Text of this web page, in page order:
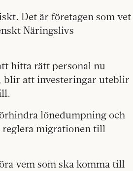
Det är företagen som vet
Näringslivs
hitta rätt personal nu
blir att investeringar uteblir
lönedumpning och
reglera migrationen till
vem som ska komma till